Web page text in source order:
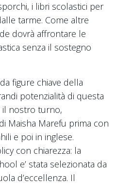
i libri scolastici per
tarme. Come altre
dovrà affrontare le
senza il sostegno
figure chiave della
potenzialità di questa
il nostro turno,
Maisha Marefu prima con
e poi in inglese.
con chiarezza: la
e’ stata selezionata da
d’eccellenza. Il